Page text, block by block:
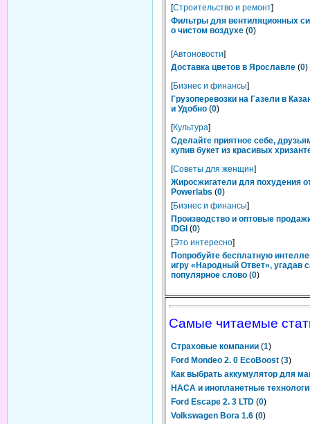
[Строительство и ремонт]
Фильтры для вентиляционных
о чистом воздухе (0)
[Автоновости]
Доставка цветов в Ярославле (0)
[Бизнес и финансы]
Грузоперевозки на Газели в
и Удобно (0)
[Культура]
Сделайте приятное себе,
купив букет из красивых
[Советы для женщин]
Жиросжигатели для похудения
Powerlabs (0)
[Бизнес и финансы]
Производство и оптовые
IDGI (0)
[Это интересно]
Попробуйте бесплатную
игру «Народный Ответ», угадав
популярное слово (0)
Самые читаемые
Страховые компании (1)
Ford Mondeo 2. 0 EcoBoost (3)
Как выбрать аккумулятор для
НАСА и инопланетные
Ford Escape 2. 3 LTD (0)
Volkswagen Bora 1.6 (0)